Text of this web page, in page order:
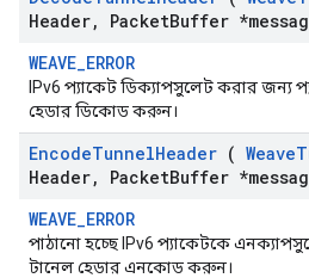
Header, PacketBuffer
WEAVE_ERROR
IPv6 প্যাকেট ডিক্যাপসুলেট করার জন্য
হেডার ডিকোড করুন।
EncodeTunnelHeader ( Weave
Header, PacketBuffer
WEAVE_ERROR
পাঠানো হচ্ছে IPv6 প্যাকেটকে
টানেল হেডার এনকোড করুন।